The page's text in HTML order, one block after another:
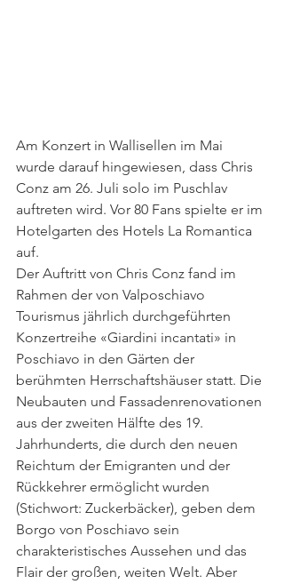
Am Konzert in Wallisellen im Mai
wurde darauf hingewiesen, dass Chris
Conz am 26. Juli solo im Puschlav
auftreten wird. Vor 80 Fans spielte er im
Hotelgarten des Hotels La Romantica
auf.
Der Auftritt von Chris Conz fand im
Rahmen der von Valposchiavo
Tourismus jährlich durchgeführten
Konzertreihe «Giardini incantati» in
Poschiavo in den Gärten der
berühmten Herrschaftshäuser statt. Die
Neubauten und Fassadenrenovationen
aus der zweiten Hälfte des 19.
Jahrhunderts, die durch den neuen
Reichtum der Emigranten und der
Rückkehrer ermöglicht wurden
(Stichwort: Zuckerbäcker), geben dem
Borgo von Poschiavo sein
charakteristisches Aussehen und das
Flair der großen, weiten Welt. Aber